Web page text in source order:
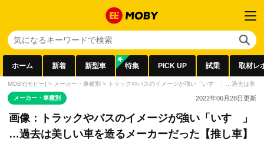
ホーム 新着 新型車 特集 PICK UP 試乗 取材レ
MOBY[モビー] > メーカー・車種別 > トラックやバスのイメージが強い「いすゞ」…過去は美し
メーカー・車種別 2022年06月28日更新
画像：トラックやバスのイメージが強い「いすゞ」
…過去は美しい車を造るメーカーだった【推し車】